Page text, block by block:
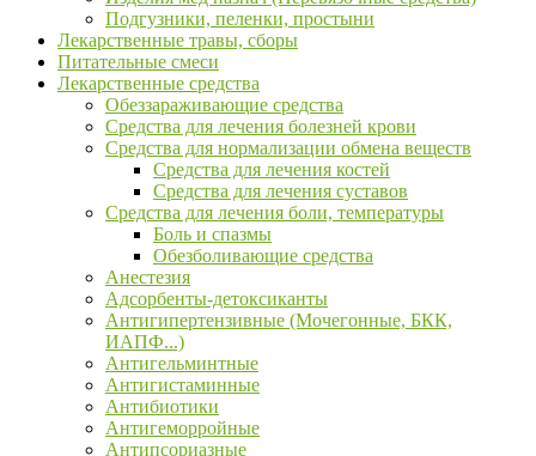
Подгузники, пеленки, простыни
Лекарственные травы, сборы
Питательные смеси
Лекарственные средства
Обеззараживающие средства
Средства для лечения болезней крови
Средства для нормализации обмена веществ
Средства для лечения костей
Средства для лечения суставов
Средства для лечения боли, температуры
Боль и спазмы
Обезболивающие средства
Анестезия
Адсорбенты-детоксиканты
Антигипертензивные (Мочегонные, БКК,
ИАПФ...)
Антигельминтные
Антигистаминные
Антибиотики
Антигеморройные
Антипсориазные